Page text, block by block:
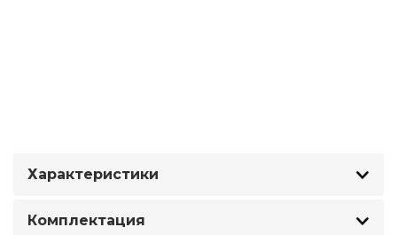
Характеристики
Комплектация